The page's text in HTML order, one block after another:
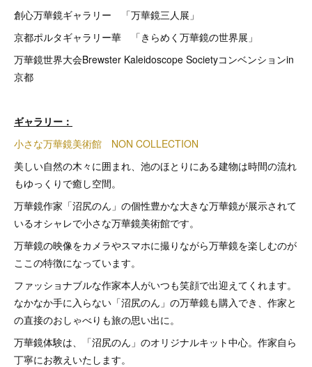
創心万華鏡ギャラリー 「万華鏡三人展」
京都ポルタギャラリー華 「きらめく万華鏡の世界展」
万華鏡世界大会Brewster Kaleidoscope Societyコンベンションin
京都
ギャラリー：
小さな万華鏡美術館 NON COLLECTION
美しい自然の木々に囲まれ、池のほとりにある建物は時間の流れ
もゆっくりで癒し空間。
万華鏡作家「沼尻のん」の個性豊かな大きな万華鏡が展示されて
いるオシャレで小さな万華鏡美術館です。
万華鏡の映像をカメラやスマホに撮りながら万華鏡を楽しむのが
ここの特徴になっています。
ファッショナブルな作家本人がいつも笑顔で出迎えてくれます。
なかなか手に入らない「沼尻のん」の万華鏡も購入でき、作家と
の直接のおしゃべりも旅の思い出に。
万華鏡体験は、「沼尻のん」のオリジナルキット中心。作家自ら
丁寧にお教えいたします。